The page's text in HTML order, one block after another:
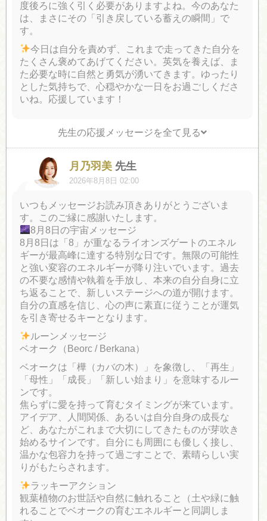
度後ろに強く引く必要がありますよね。今のあなた
は、まさにその「引き戻している蓄えの瞬間」で
す。
今日は自分を責めず、これまで走ってきた自分を
たくさん褒めてあげてください。英気を養えば、ま
た必要な時に自然と勇気が湧いてきます。ゆったり
とした気持ちで、心穏やかな一日をお過ごしくださ
いね。応援しています！
先生の応援メッセージを全て見る
月乃羽美 先生
2026年8月8日 02:00
いつもメッセージお読み頂きありがとうございま
す。このご縁に感謝いたします。
8月8日の宇宙メッセージ
8月8日は「8」が重なるライオンズゲートのエネル
ギーが最高峰に達する特別な日です。無限の可能性
と強い変容のエネルギーが降り注いでいます。過去
の不要な感情や執着を手放し、本来の自分自身に立
ち返ることで、新しいステージへの道が開けます。
自分の直感を信じ、心の声に素直に従うことが運気
を引き寄せるキーとなります。
ルーンメッセージ
ベオーク（Beorc / Berkana）
ベオークは「樺（カバの木）」を象徴し、「再生」
「母性」「成長」「新しい始まり」を意味するルー
ンです。
焦らずに愛を持って育むタイミングが来ています。
アイデア、人間関係、あるいは自分自身の成長な
ど、あなたがこれまで大切にしてきたものが芽吹き
始めるサインです。自分にも周囲にも優しく接し、
温かな包容力を持って過ごすことで、素晴らしい実
りがもたらされます。
ラッキーアクション
観葉植物のお世話や自然に触れること（土や緑に触
れることでベオークの育むエネルギーと同調しま